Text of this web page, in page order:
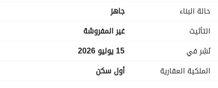
فرصة قوية للسكن أو الاستثمار في لوكيشن مميز
حالة البناء
جاهز
التأثيث
غير المفروشة
نُشِر في
15 يوليو 2026
الملكية العقارية
أول سكن